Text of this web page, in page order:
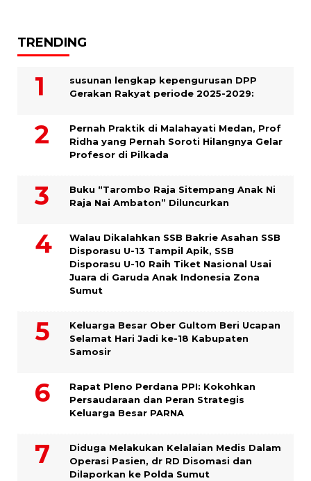
TRENDING
susunan lengkap kepengurusan DPP
Gerakan Rakyat periode 2025-2029:
Pernah Praktik di Malahayati Medan, Prof
Ridha yang Pernah Soroti Hilangnya Gelar
Profesor di Pilkada
Buku “Tarombo Raja Sitempang Anak Ni
Raja Nai Ambaton” Diluncurkan
Walau Dikalahkan SSB Bakrie Asahan SSB
Disporasu U-13 Tampil Apik, SSB
Disporasu U-10 Raih Tiket Nasional Usai
Juara di Garuda Anak Indonesia Zona
Sumut
Keluarga Besar Ober Gultom Beri Ucapan
Selamat Hari Jadi ke-18 Kabupaten
Samosir
Rapat Pleno Perdana PPI: Kokohkan
Persaudaraan dan Peran Strategis
Keluarga Besar PARNA
Diduga Melakukan Kelalaian Medis Dalam
Operasi Pasien, dr RD Disomasi dan
Dilaporkan ke Polda Sumut